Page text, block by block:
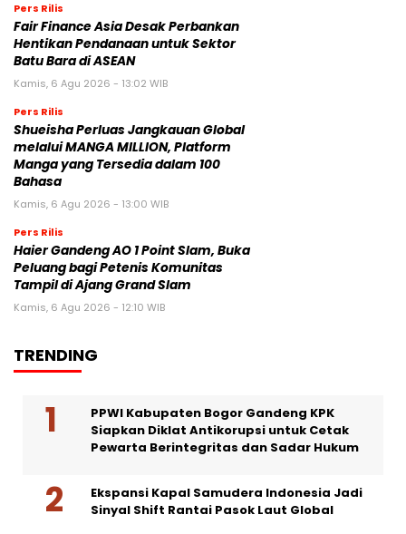
Pers Rilis
Fair Finance Asia Desak Perbankan
Hentikan Pendanaan untuk Sektor
Batu Bara di ASEAN
Kamis, 6 Agu 2026 - 13:02 WIB
Pers Rilis
Shueisha Perluas Jangkauan Global
melalui MANGA MILLION, Platform
Manga yang Tersedia dalam 100
Bahasa
Kamis, 6 Agu 2026 - 13:00 WIB
Pers Rilis
Haier Gandeng AO 1 Point Slam, Buka
Peluang bagi Petenis Komunitas
Tampil di Ajang Grand Slam
Kamis, 6 Agu 2026 - 12:10 WIB
TRENDING
PPWI Kabupaten Bogor Gandeng KPK
Siapkan Diklat Antikorupsi untuk Cetak
Pewarta Berintegritas dan Sadar Hukum
Ekspansi Kapal Samudera Indonesia Jadi
Sinyal Shift Rantai Pasok Laut Global